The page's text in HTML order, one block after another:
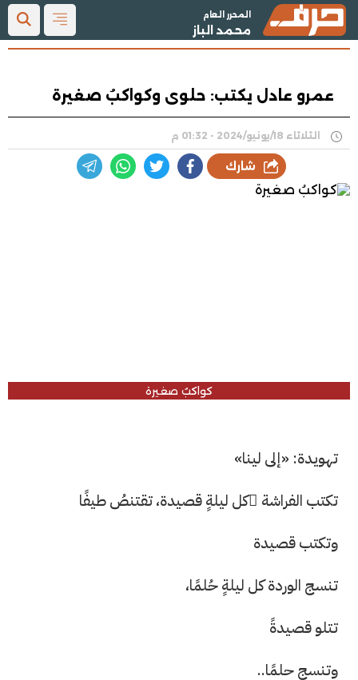
المحرر العام
محمد الباز
عمرو عادل يكتب: حلوى وكواكبُ صغيرة
الثلاثاء 18/يونيو/2024 - 01:32 م
شارك
كواكبُ صغيرة
تهويدة: «إلى لينا»
تكتب الفراشة ُكل ليلةٍ قصيدة، تقتنصُ طيفًا
وتكتب قصيدة
تنسج الوردة كل ليلةٍ حُلمًا،
تتلو قصيدةً
وتنسج حلمًا..